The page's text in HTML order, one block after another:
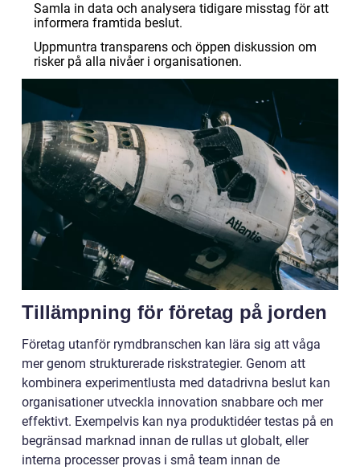
Samla in data och analysera tidigare misstag för att
informera framtida beslut.
Uppmuntra transparens och öppen diskussion om
risker på alla nivåer i organisationen.
Tillämpning för företag på jorden
Företag utanför rymdbranschen kan lära sig att våga
mer genom strukturerade riskstrategier. Genom att
kombinera experimentlusta med datadrivna beslut kan
organisationer utveckla innovation snabbare och mer
effektivt. Exempelvis kan nya produktidéer testas på en
begränsad marknad innan de rullas ut globalt, eller
interna processer provas i små team innan de